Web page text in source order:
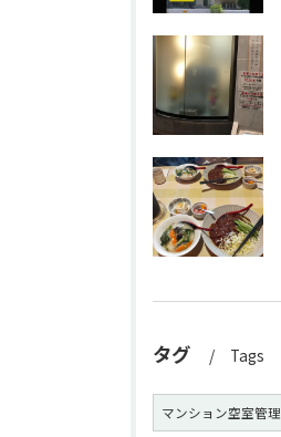
タグ Tags
マンション空室管理